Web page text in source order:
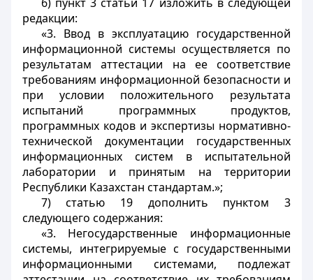
редакции:
«3. Ввод в эксплуатацию государственной
информационной системы осуществляется по
результатам аттестации на ее соответствие
требованиям информационной безопасности и
при условии положительного результата
испытаний программных продуктов,
программных кодов и экспертизы нормативно-
технической документации государственных
информационных систем в испытательной
лаборатории и принятым на территории
Республики Казахстан стандартам.»;
7) статью 19 дополнить пунктом 3
следующего содержания:
«3. Негосударственные информационные
системы, интегрируемые с государственными
информационными системами, подлежат